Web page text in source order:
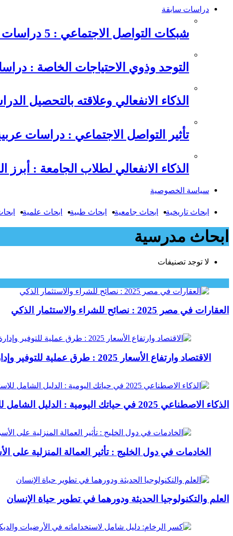
دراسات سابقة
شبكات التواصل الاجتماعي : 5 دراسات سابقة على سلوكيات الشباب
التوحد وذوي الاحتياجات الخاصة :
الذكاء الانفعالي وعلاقته بالتحصيل الدراسي , 6 دراسات عربية
تأثير التواصل الاجتماعي : دراسات
الذكاء الانفعالي لطلاب الجامعة : أبرز
سياسة الخصوصية
ابحاث تاريخية ابحاث جامعية ابحاث طبية ابحاث علمية
ابحاث مدرسية
لا توجد تصنيفات
العقارات في مصر 2025 : نصائح للشراء والاستثمار الذكي
الاقتصاد وارتفاع الأسعار 2025 : طرق عملية للتوفير وإدارة المصاريف
الذكاء الاصطناعي 2025 في حياتك اليومية : الدليل الشامل للاستفادة العملية
الخادمات في دول الخليج : تأثير العمالة المنزلية على
العلم والتكنولوجيا الحديثة ودورهما في تطوير حياة الإنسان